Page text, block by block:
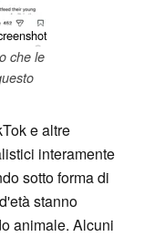
che le
e altre
interamente
sotto forma di
stanno
animale. Alcuni